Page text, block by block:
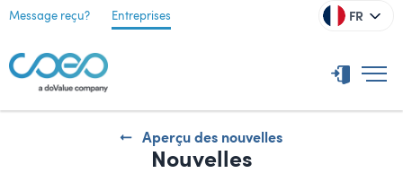
Message reçu? Entreprises FR
Aperçu des nouvelles
Nouvelles